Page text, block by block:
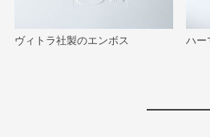
ヴィトラ社製のエンボス ハー